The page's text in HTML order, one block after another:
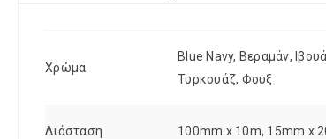
Χρώμα
Blue Navy, Βεραμάν,
Τυρκουάζ, Φουξ
Διάσταση 100mm x 10m, 15mm x